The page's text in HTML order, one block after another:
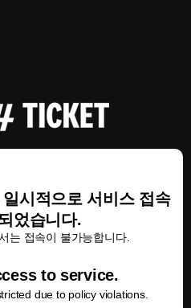
시적으로 서비스 접속
었습니다.
는 접속이 불가능합니다.
to service.
due to policy violations.